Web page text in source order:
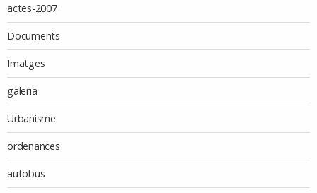
actes-2007
Documents
Imatges
galeria
Urbanisme
ordenances
autobus